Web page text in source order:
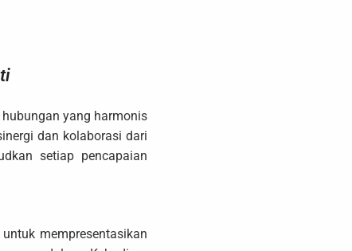
yang harmonis
dan kolaborasi dari
setiap pencapaian
mempresentasikan